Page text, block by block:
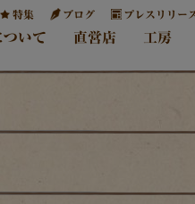
特集 ブログ プレスリリー
ついて 直営店 工房